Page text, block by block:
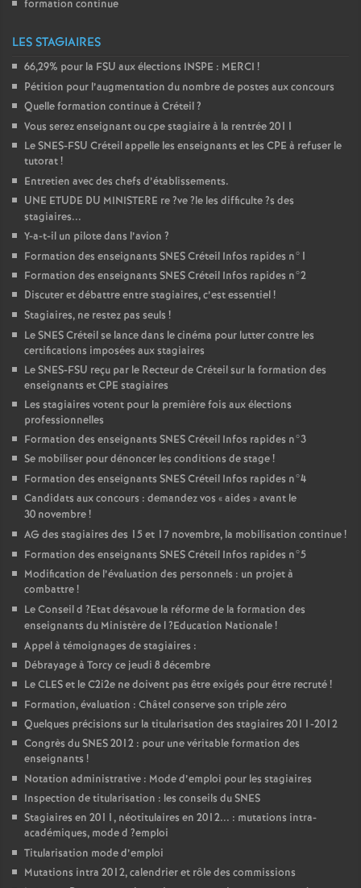
formation continue
LES STAGIAIRES
66,29% pour la FSU aux élections INSPE : MERCI !
Pétition pour l’augmentation du nombre de postes aux concours
Quelle formation continue à Créteil?
Vous serez enseignant ou cpe stagiaire à la rentrée 2011
LeSNES-FSU Créteil appelle les enseignants et les CPE à refuser le
tutorat!
Entretien avec des chefs d’établissements.
UNE ETUDE DU MINISTERE re?ve?le les difficulte?s des
stagiaires...
Y-a-t-il un pilote dans l’avion ?
Formation des enseignants SNESCréteil Infos rapides n°1
Formation des enseignants SNESCréteil Infos rapides n°2
Discuter et débattre entre stagiaires, c’est essentiel!
Stagiaires, ne restez pas seuls !
LeSNESCréteil se lance dans le cinéma pour lutter contre les
certifications imposées aux stagiaires
LeSNES-FSU reçu par le Recteur de Créteil sur la formation des
enseignants etCPE stagiaires
Les stagiaires votent pour la première fois aux élections
professionnelles
Formation des enseignants SNESCréteil Infos rapides n°3
Se mobiliser pour dénoncer les conditions de stage!
Formation des enseignants SNESCréteil Infos rapides n°4
Candidats aux concours : demandez vos «aides » avant le
30 novembre!
AG des stagiaires des 15 et 17 novembre, la mobilisation continue!
Formation des enseignants SNESCréteil Infos rapides n°5
Modification de l’évaluation des personnels : un projet à
combattre!
Le Conseil d ?Etat désavoue la réforme de la formation des
enseignants du Ministère de l?Education Nationale!
Appel à témoignages de stagiaires :
Débrayage à Torcy ce jeudi 8 décembre
LeCLESet le C2i2e ne doivent pas être exigés pour être recruté!
Formation, évaluation : Châtel conserve son triple zéro
Quelques précisions sur la titularisation des stagiaires 2011-2012
Congrès duSNES2012 : pour une véritable formation des
enseignants !
Notation administrative : Mode d’emploi pour les stagiaires
Inspection de titularisation : les conseils duSNES
Stagiaires en 2011, néotitulaires en 2012... : mutations intra-
académiques, mode d ?emploi
Titularisation mode d’emploi
Mutations intra 2012, calendrier et rôle des commissions